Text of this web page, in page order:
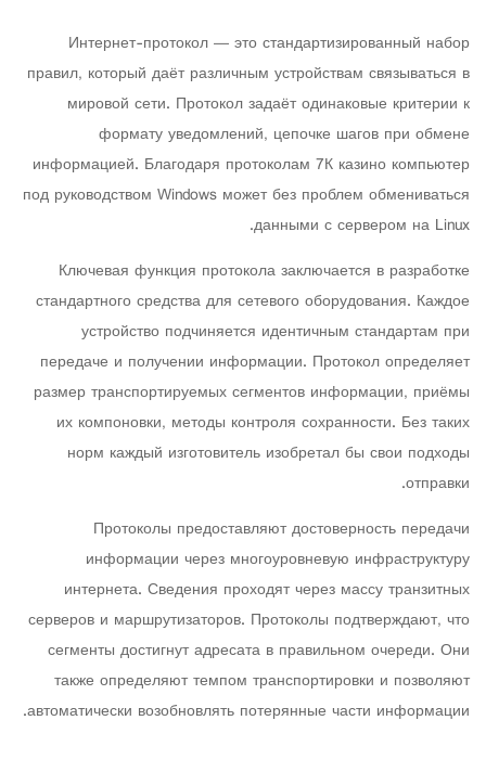
Интернет-протокол — это стандартизированный набор
правил, который даёт различным устройствам связываться в
мировой сети. Протокол задаёт одинаковые критерии к
формату уведомлений, цепочке шагов при обмене
информацией. Благодаря протоколам 7К казино компьютер
под руководством Windows может без проблем обмениваться
данными с сервером на Linux.
Ключевая функция протокола заключается в разработке
стандартного средства для сетевого оборудования. Каждое
устройство подчиняется идентичным стандартам при
передаче и получении информации. Протокол определяет
размер транспортируемых сегментов информации, приёмы
их компоновки, методы контроля сохранности. Без таких
норм каждый изготовитель изобретал бы свои подходы
отправки.
Протоколы предоставляют достоверность передачи
информации через многоуровневую инфраструктуру
интернета. Сведения проходят через массу транзитных
серверов и маршрутизаторов. Протоколы подтверждают, что
сегменты достигнут адресата в правильном очереди. Они
также определяют темпом транспортировки и позволяют
автоматически возобновлять потерянные части информации.